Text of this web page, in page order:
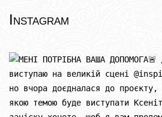
Instagram